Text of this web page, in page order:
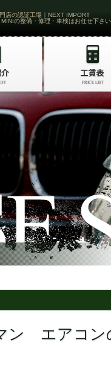
店の認証工場｜NEXT IMPORT
の整備・修理・車検はお任せ下さい
ン エアコン